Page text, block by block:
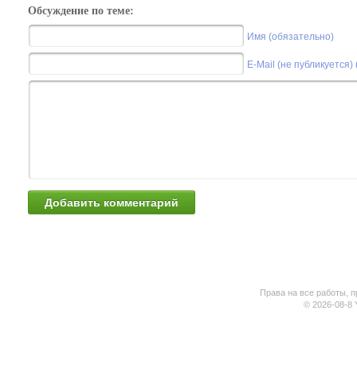
Обсуждение по теме:
Имя (обязательно)
E-Mail (не
Права на все работы,
© 2026-08-8